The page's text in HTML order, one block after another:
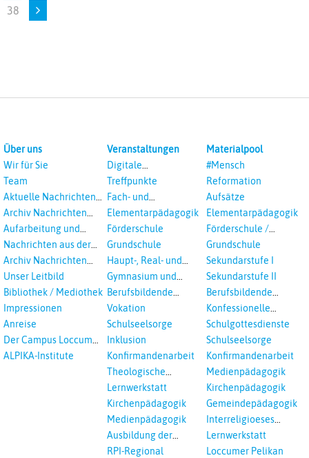
38
Über uns
Wir für Sie
Team
Aktuelle Nachrichten
aus dem RPI
Archiv Nachrichten
aus dem RPI ab 2018
Aufarbeitung und
Prävention
Landeskirche und EKD
Nachrichten aus der
Landeskirche
Archiv Nachrichten
aus der Landeskirche
Unser Leitbild
Bibliothek / Mediothek
Impressionen
Anreise
Der Campus Loccum
und Loccumer
ALPIKA-Institute
Veranstaltungen
Digitale
Veranstaltungen
Treffpunkte
Fach- und
Studientagungen
Elementarpädagogik
Förderschule
Grundschule
Haupt-, Real- und
Oberschule
Gymnasium und
Gesamtschule
Berufsbildende
Schulen
Vokation
Schulseelsorge
Inklusion
Konfirmandenarbeit
Theologische
Fortbildungen,
Interreligöses Lernen
Lernwerkstatt
Kirchenpädagogik
Medienpädagogik
Ausbildung der
Vikar*innen
RPI-Regional
Materialpool
#Mensch
Reformation
Aufsätze
Elementarpädagogik
Förderschule /
Inklusion
Grundschule
Sekundarstufe I
Sekundarstufe II
Berufsbildende
Schulen
Konfessionelle
Kooperation
Schulgottesdienste
Schulseelsorge
Konfirmandenarbeit
Medienpädagogik
Kirchenpädagogik
Gemeindepädagogik
Interreligioeses
Lernen
Lernwerkstatt
Loccumer Pelikan